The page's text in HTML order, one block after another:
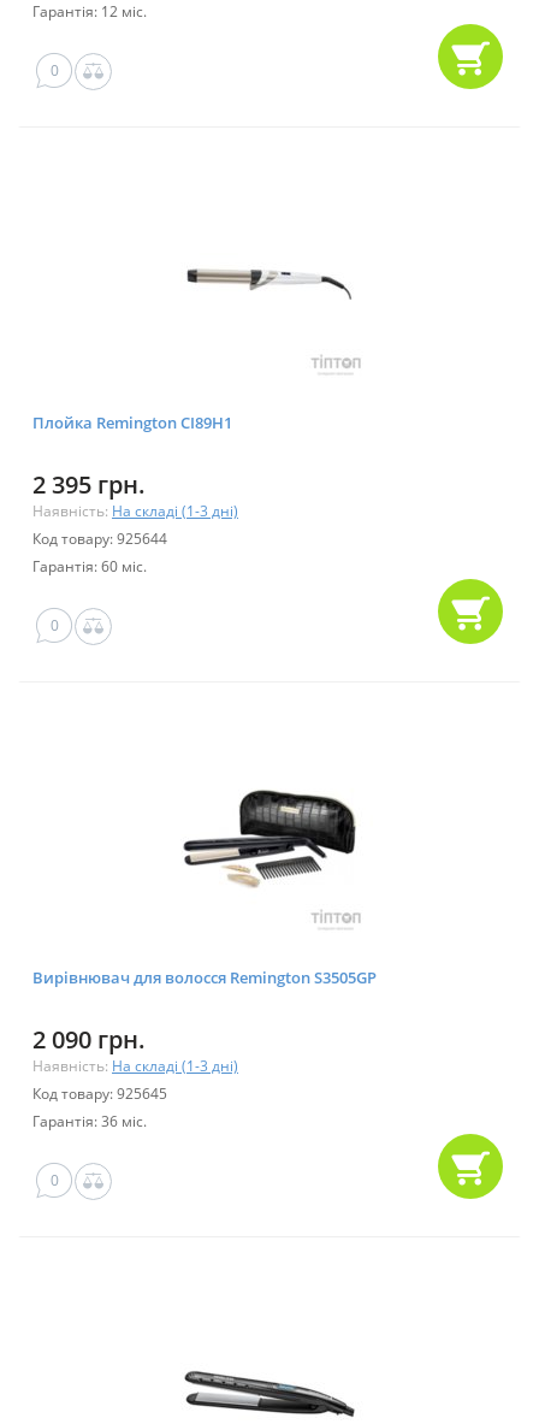
Гарантія: 12 міс.
0
Плойка Remington CI89H1
2 395 грн.
Наявність: На складі (1-3 дні)
Код товару: 925644
Гарантія: 60 міс.
0
Вирівнювач для волосся Remington S3505GP
2 090 грн.
Наявність: На складі (1-3 дні)
Код товару: 925645
Гарантія: 36 міс.
0